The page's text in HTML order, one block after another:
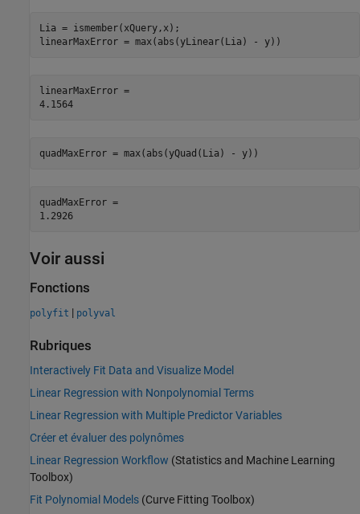
Lia = ismember(xQuery,x);
linearMaxError = max(abs(yLinear(Lia) - y))
linearMaxError =
4.1564
quadMaxError = max(abs(yQuad(Lia) - y))
quadMaxError =
1.2926
Voir aussi
Fonctions
polyfit | polyval
Rubriques
Interactively Fit Data and Visualize Model
Linear Regression with Nonpolynomial Terms
Linear Regression with Multiple Predictor Variables
Créer et évaluer des polynômes
Linear Regression Workflow (Statistics and Machine Learning
Toolbox)
Fit Polynomial Models (Curve Fitting Toolbox)